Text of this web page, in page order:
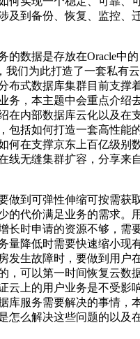
及到备份、恢复、监控、
的数据是存放在Oracle中
我们为此打造了一套私有
布式数据库集群目前支撑
务，本主题中会重点介绍
在内部数据库云化以及在
包括如何打造一套高性能
何在支撑京东上百亿级别
线无缝集群扩容，分享来
做到可弹性伸缩可按需获
的代价满足业务的需求。
长时申请的资源不够，需
量降低时需要快速缩小现
发生故障时，要做到用户
，可以第一时间恢复云数
云上的用户业务是不受影
库服务需要解决的事情，
怎么解决这些问题的以及